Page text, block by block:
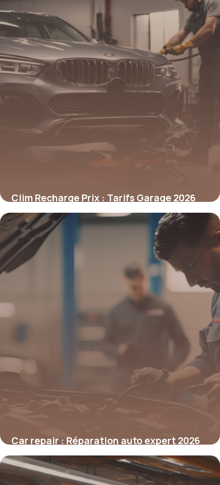
Clim Recharge Prix : Tarifs Garage 2026
9 mai 2026
Car repair : Réparation auto expert 2026
7 mai 2026